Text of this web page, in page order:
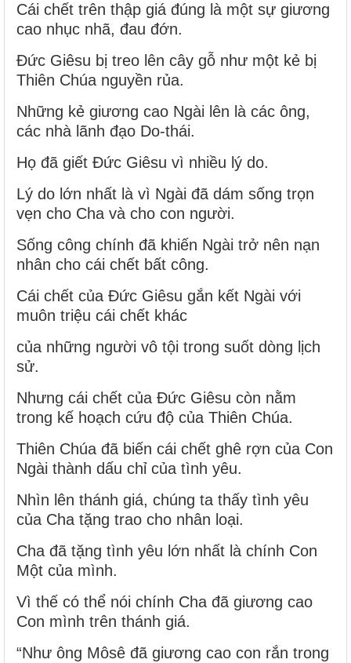
Cái chết trên thập giá đúng là một sự giương
cao nhục nhã, đau đớn.
Đức Giêsu bị treo lên cây gỗ như một kẻ bị
Thiên Chúa nguyền rủa.
Những kẻ giương cao Ngài lên là các ông,
các nhà lãnh đạo Do-thái.
Họ đã giết Đức Giêsu vì nhiều lý do.
Lý do lớn nhất là vì Ngài đã dám sống trọn
vẹn cho Cha và cho con người.
Sống công chính đã khiến Ngài trở nên nạn
nhân cho cái chết bất công.
Cái chết của Đức Giêsu gắn kết Ngài với
muôn triệu cái chết khác
của những người vô tội trong suốt dòng lịch
sử.
Nhưng cái chết của Đức Giêsu còn nằm
trong kế hoạch cứu độ của Thiên Chúa.
Thiên Chúa đã biến cái chết ghê rợn của Con
Ngài thành dấu chỉ của tình yêu.
Nhìn lên thánh giá, chúng ta thấy tình yêu
của Cha tặng trao cho nhân loại.
Cha đã tặng tình yêu lớn nhất là chính Con
Một của mình.
Vì thế có thể nói chính Cha đã giương cao
Con mình trên thánh giá.
“Như ông Môsê đã giương cao con rắn trong